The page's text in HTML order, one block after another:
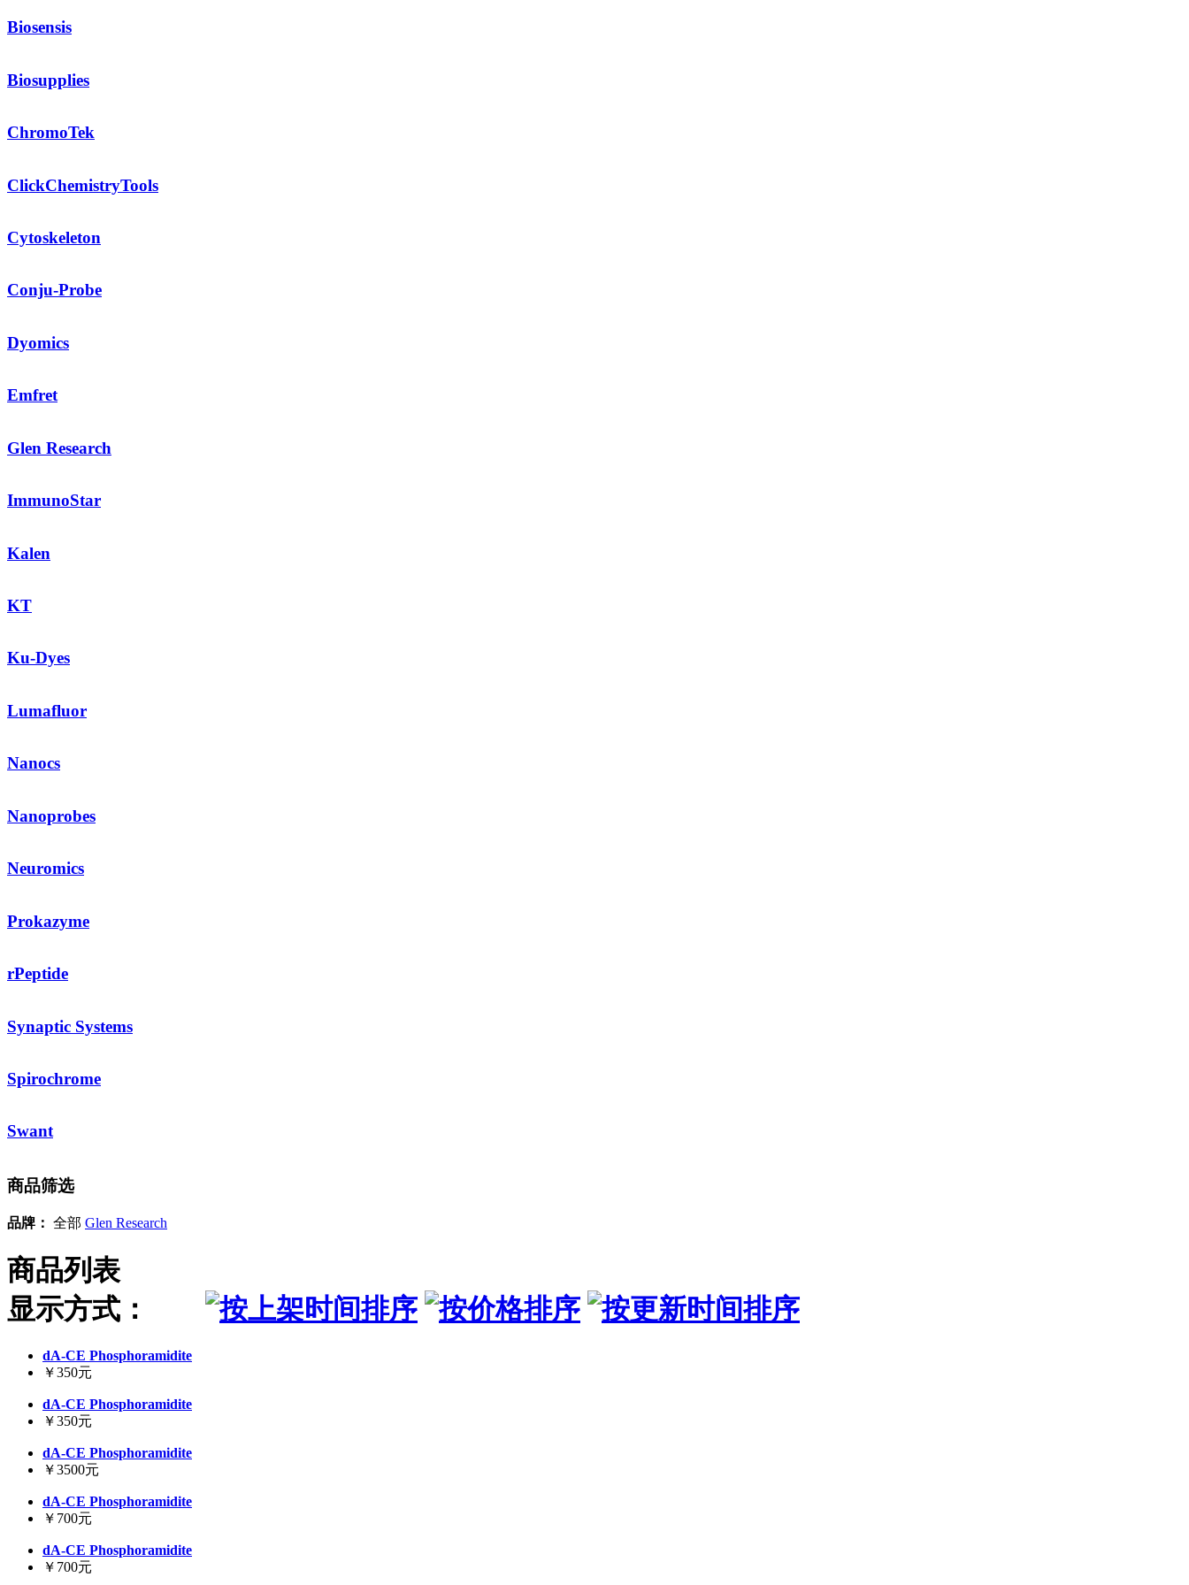
Biosensis
Biosupplies
ChromoTek
ClickChemistryTools
Cytoskeleton
Conju-Probe
Dyomics
Emfret
Glen Research
ImmunoStar
Kalen
KT
Ku-Dyes
Lumafluor
Nanocs
Nanoprobes
Neuromics
Prokazyme
rPeptide
Synaptic Systems
Spirochrome
Swant
商品筛选
品牌： 全部 Glen Research
商品列表
显示方式：
dA-CE Phosphoramidite
￥350元
dA-CE Phosphoramidite
￥350元
dA-CE Phosphoramidite
￥3500元
dA-CE Phosphoramidite
￥700元
dA-CE Phosphoramidite
￥700元